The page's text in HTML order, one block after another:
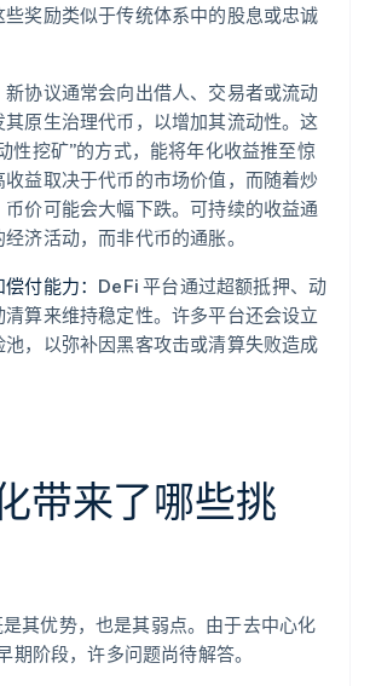
奖励类似于传统体系中的股息或忠诚
新协议通常会向出借人、交易者或流动
原生治理代币，以增加其流动性。这
性挖矿”的方式，能将年化收益推至惊
收益取决于代币的市场价值，而随着炒
价可能会大幅下跌。可持续的收益通
济活动，而非代币的通胀。
付能力： DeFi 平台通过超额抵押、动
算来维持稳定性。许多平台还会设立
，以弥补因黑客攻击或清算失败造成
带来了哪些挑
其优势，也是其弱点。由于去中心化
期阶段，许多问题尚待解答。